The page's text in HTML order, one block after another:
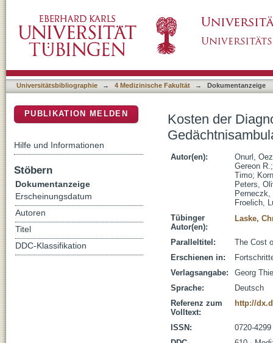
Universitätsbibliographie → 4 Medizinische Fakultät → Dokumentanzeige
Kosten der
Autor(en):
Onurl,
Gereon R.
Timo;
Peters,
Perneczk,
Froelich,
Tübinger
Autor(en):
Laske,
Paralleltitel:
The Cost
Erschienen in:
Verlagsangabe:
Georg
Sprache:
Deutsch
Referenz zum
Volltext:
http://
ISSN:
0720-4299
PUBLIKATION MELDEN
Hilfe und Informationen
Stöbern
Dokumentanzeige
Erscheinungsdatum
Autoren
Titel
DDC-Klassifikation